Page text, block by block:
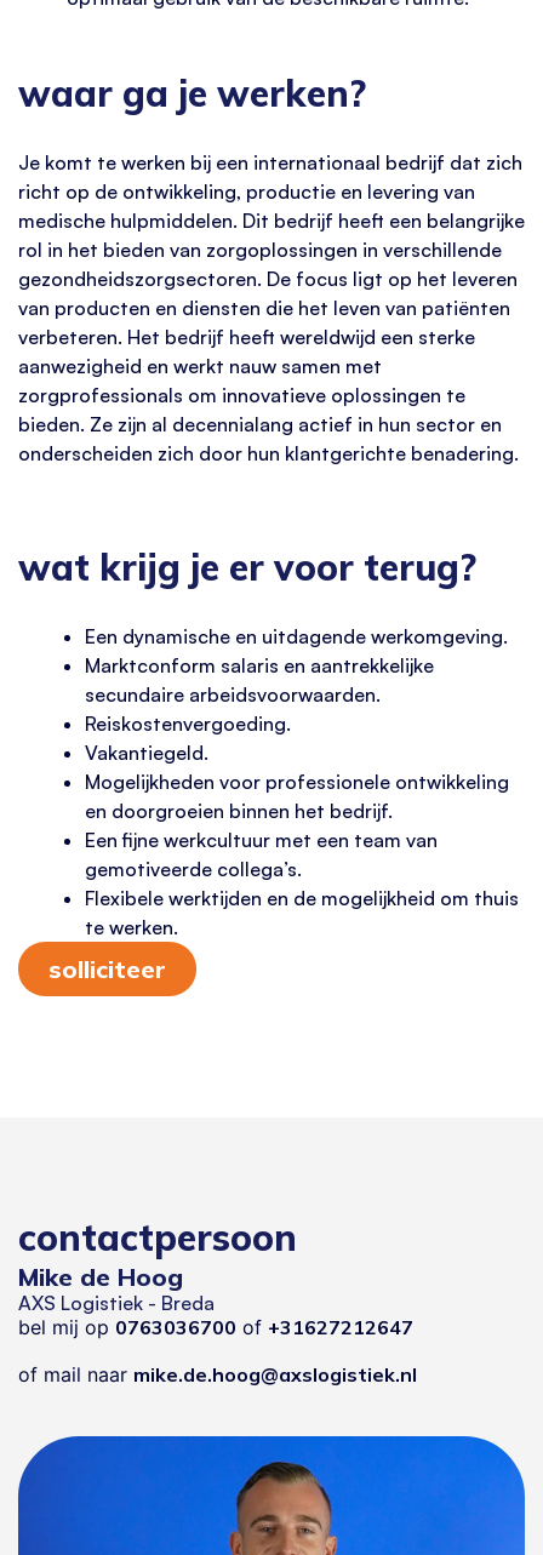
waar ga je werken?
Je komt te werken bij een internationaal bedrijf dat zich
richt op de ontwikkeling, productie en levering van
medische hulpmiddelen. Dit bedrijf heeft een belangrijke
rol in het bieden van zorgoplossingen in verschillende
gezondheidszorgsectoren. De focus ligt op het leveren
van producten en diensten die het leven van patiënten
verbeteren. Het bedrijf heeft wereldwijd een sterke
aanwezigheid en werkt nauw samen met
zorgprofessionals om innovatieve oplossingen te
bieden. Ze zijn al decennialang actief in hun sector en
onderscheiden zich door hun klantgerichte benadering.
wat krijg je er voor terug?
Een dynamische en uitdagende werkomgeving.
Marktconform salaris en aantrekkelijke
secundaire arbeidsvoorwaarden.
Reiskostenvergoeding.
Vakantiegeld.
Mogelijkheden voor professionele ontwikkeling
en doorgroeien binnen het bedrijf.
Een fijne werkcultuur met een team van
gemotiveerde collega’s.
Flexibele werktijden en de mogelijkheid om thuis
te werken.
solliciteer
contactpersoon
Mike de Hoog
AXS Logistiek - Breda
bel mij op 0763036700 of +31627212647
of mail naar mike.de.hoog@axslogistiek.nl